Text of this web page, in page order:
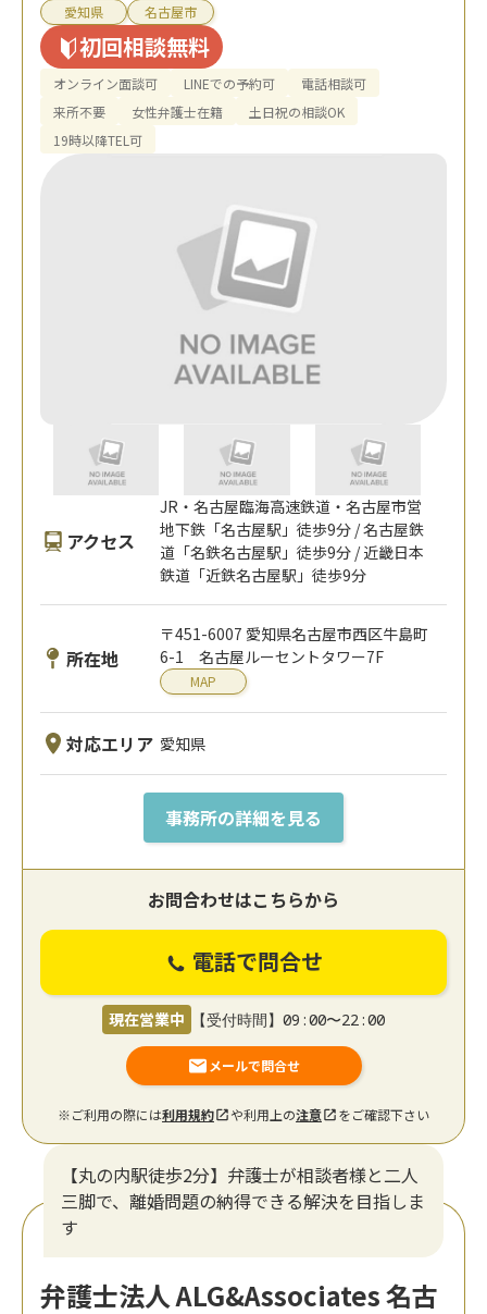
愛知県 名古屋市
初回相談無料
オンライン面談可 LINEでの予約可
電話相談可
来所不要
女性弁護士在籍
土日祝の相談OK
19時以降TEL可
アクセス
JR・名古屋臨海高速鉄道・名古屋市営
地下鉄「名古屋駅」徒歩9分 / 名古屋鉄
道「名鉄名古屋駅」徒歩9分 / 近畿日本
鉄道「近鉄名古屋駅」徒歩9分
所在地
〒451-6007 愛知県名古屋市西区牛島町
6-1 名古屋ルーセントタワー7F
MAP
対応エリア 愛知県
事務所の詳細を見る
お問合わせはこちらから
電話で問合せ
現在営業中 【受付時間】09:00〜22:00
メールで問合せ
※ご利用の際には利用規約 や利用上の注意 をご確認下さい
【丸の内駅徒歩2分】弁護士が相談者様と二人
三脚で、離婚問題の納得できる解決を目指しま
す
弁護士法人 ALG&Associates 名古